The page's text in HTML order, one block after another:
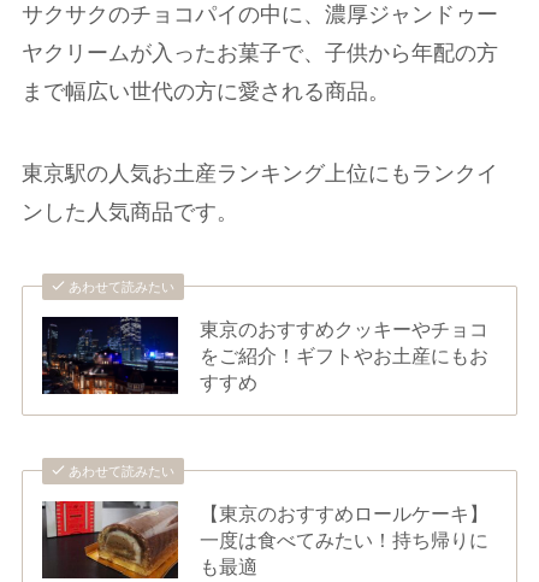
サクサクのチョコパイの中に、濃厚ジャンドゥー
ヤクリームが入ったお菓子で、子供から年配の方
まで幅広い世代の方に愛される商品。
東京駅の人気お土産ランキング上位にもランクイ
ンした人気商品です。
あわせて読みたい
東京のおすすめクッキーやチョコ
をご紹介！ギフトやお土産にもお
すすめ
あわせて読みたい
【東京のおすすめロールケーキ】
一度は食べてみたい！持ち帰りに
も最適